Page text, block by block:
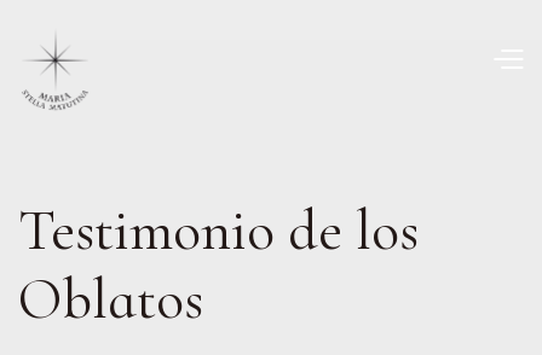
Testimonio de los
Oblatos